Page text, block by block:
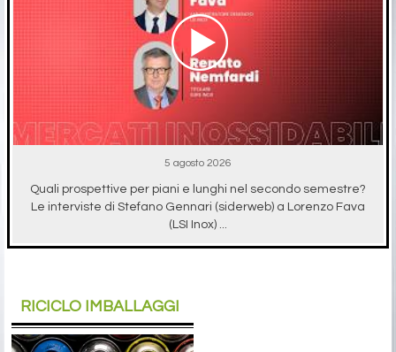
5 agosto 2026
Quali prospettive per piani e lunghi nel secondo semestre?
Le interviste di Stefano Gennari (siderweb) a Lorenzo Fava
(LSI Inox) ...
RICICLO IMBALLAGGI